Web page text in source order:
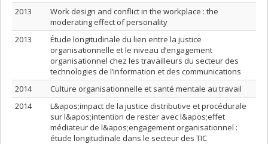
2013
Work design and conflict in the workplace : the
moderating effect of personality
2013
Étude longitudinale du lien entre la justice
organisationnelle et le niveau d’engagement
organisationnel chez les travailleurs du secteur des
technologies de l’information et des communications
2014
Culture organisationnelle et santé mentale au travail
2014
L&apos;impact de la justice distributive et procédurale
sur l&apos;intention de rester avec l&apos;effet
médiateur de l&apos;engagement organisationnel :
étude longitudinale dans le secteur des TIC